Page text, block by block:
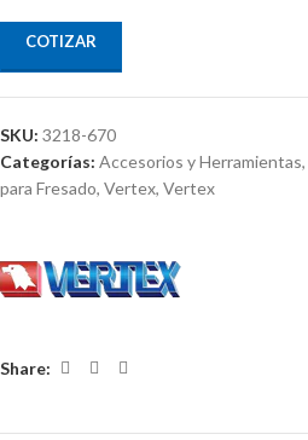
COTIZAR
SKU: 3218-670
Categorías: Accesorios y Herramientas,
para Fresado, Vertex, Vertex
Share: